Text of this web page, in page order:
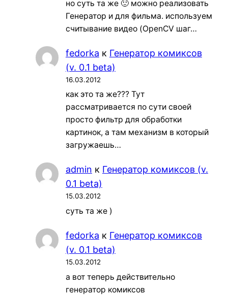
но суть та же 🙂 можно реализовать
Генератор и для фильма. используем
считывание видео (OpenCV шаг…
fedorka к Генератор комиксов
(v. 0.1 beta)
16.03.2012
как это та же??? Тут
рассматривается по сути своей
просто фильтр для обработки
картинок, а там механизм в который
загружаешь…
admin к Генератор комиксов (v.
0.1 beta)
15.03.2012
суть та же )
fedorka к Генератор комиксов
(v. 0.1 beta)
15.03.2012
а вот теперь действительно
генератор комиксов